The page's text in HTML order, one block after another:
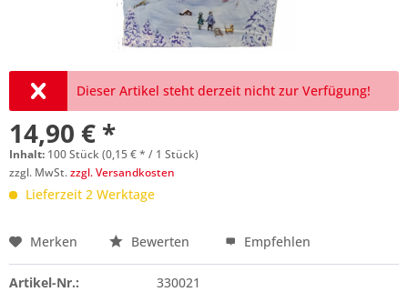
Dieser Artikel steht derzeit nicht zur Verfügung!
14,90 € *
Inhalt: 100 Stück (0,15 € * / 1 Stück)
zzgl. MwSt.zzgl. Versandkosten
Lieferzeit 2 Werktage
Preis anfragen
Merken Bewerten Empfehlen
Artikel-Nr.: 330021